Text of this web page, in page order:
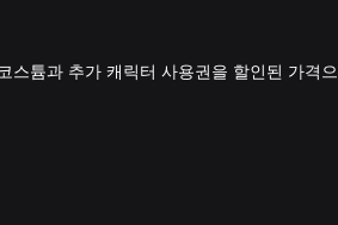
튬과 추가 캐릭터 사용권을 할인된 가격으